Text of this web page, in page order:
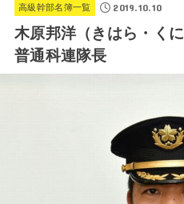
高級幹部名簿一覧 2019.10.10
木原邦洋（きはら・く
普通科連隊長